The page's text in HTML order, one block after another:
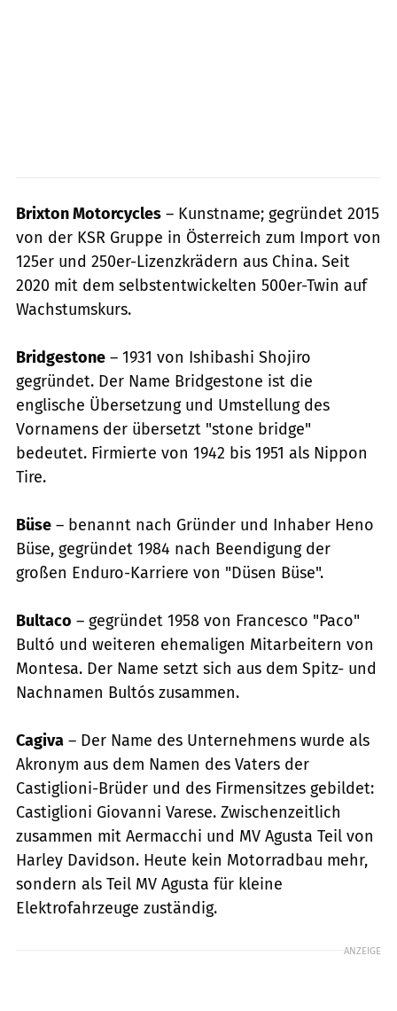
Brixton Motorcycles – Kunstname; gegründet 2015
von der KSR Gruppe in Österreich zum Import von
125er und 250er-Lizenzkrädern aus China. Seit
2020 mit dem selbstentwickelten 500er-Twin auf
Wachstumskurs.
Bridgestone – 1931 von Ishibashi Shojiro
gegründet. Der Name Bridgestone ist die
englische Übersetzung und Umstellung des
Vornamens der übersetzt "stone bridge"
bedeutet. Firmierte von 1942 bis 1951 als Nippon
Tire.
Büse – benannt nach Gründer und Inhaber Heno
Büse, gegründet 1984 nach Beendigung der
großen Enduro-Karriere von "Düsen Büse".
Bultaco – gegründet 1958 von Francesco "Paco"
Bultó und weiteren ehemaligen Mitarbeitern von
Montesa. Der Name setzt sich aus dem Spitz- und
Nachnamen Bultós zusammen.
Cagiva – Der Name des Unternehmens wurde als
Akronym aus dem Namen des Vaters der
Castiglioni-Brüder und des Firmensitzes gebildet:
Castiglioni Giovanni Varese. Zwischenzeitlich
zusammen mit Aermacchi und MV Agusta Teil von
Harley Davidson. Heute kein Motorradbau mehr,
sondern als Teil MV Agusta für kleine
Elektrofahrzeuge zuständig.
ANZEIGE